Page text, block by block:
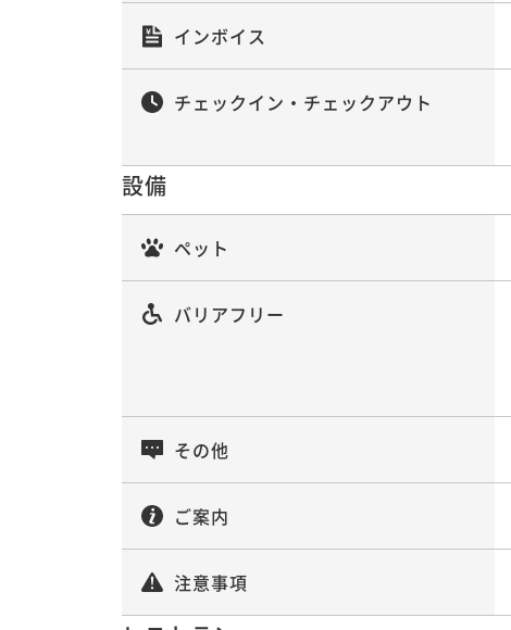
インボイス
チェックイン・チェックアウト
設備
ペット
バリアフリー
その他
ご案内
注意事項